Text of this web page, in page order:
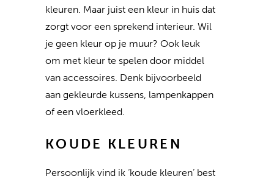
kleuren. Maar juist een kleur in huis dat
zorgt voor een sprekend interieur. Wil
je geen kleur op je muur? Ook leuk
om met kleur te spelen door middel
van accessoires. Denk bijvoorbeeld
aan gekleurde kussens, lampenkappen
of een vloerkleed.
KOUDE KLEUREN
Persoonlijk vind ik ‘koude kleuren’ best